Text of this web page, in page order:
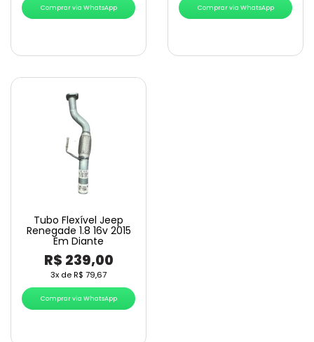
Comprar via WhatsApp Comprar via WhatsApp
Tubo Flexível Jeep
Renegade 1.8 16v 2015
Em Diante
R$ 239,00
3x deR$ 79,67
Comprar via WhatsApp